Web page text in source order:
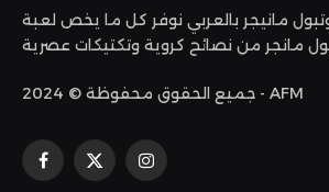
مانيجر بالعربي نوفر كل ما يخص لعبة
جميع الحقوق محفوظة © 2024 - AFM
فيسبوك
X
الانستغرام